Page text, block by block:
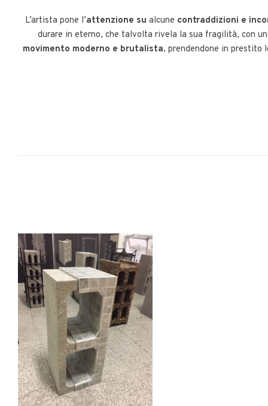
L’artista pone l’attenzione su alcune contraddizioni e
durare in eterno, che talvolta rivela la sua fragilità, con
movimento moderno e brutalista, prendendone in prestito